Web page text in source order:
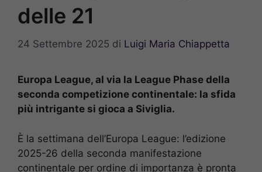
delle 21
24 Settembre 2025 di Luigi Maria Chiappetta
Europa League, al via la League Phase della
seconda competizione continentale: la sfida
più intrigante si gioca a Siviglia.
È la settimana dell’Europa League: l’edizione
2025-26 della seconda manifestazione
continentale per ordine di importanza è pronta